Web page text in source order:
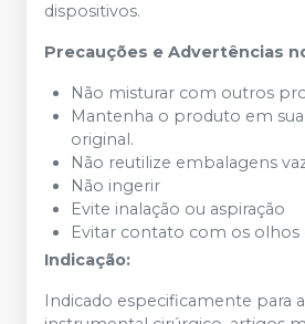
dispositivos.
Precauções e Advertências
Não misturar com outros
Mantenha o produto em
original.
Não reutilize embalagens
Não ingerir
Evite inalação ou aspiração
Evitar contato com os
Indicação:
Indicado especificamente para